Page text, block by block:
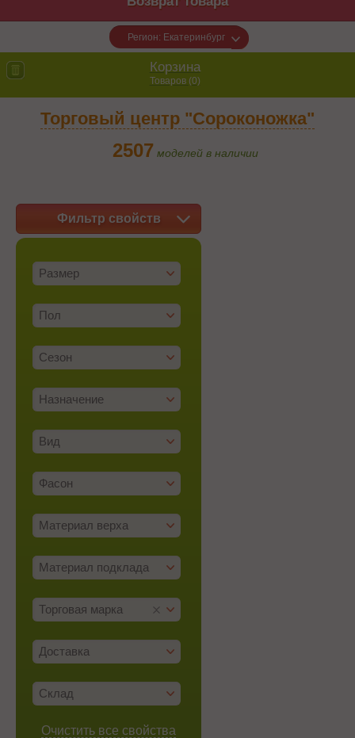
Регион: Екатеринбург
Корзина
Товаров (0)
Торговый центр "Сороконожка"
2507 моделей в наличии
Фильтр свойств
Размер
Пол
Сезон
Назначение
Вид
Фасон
Материал верха
Материал подклада
Торговая марка
Доставка
Склад
Очистить все свойства